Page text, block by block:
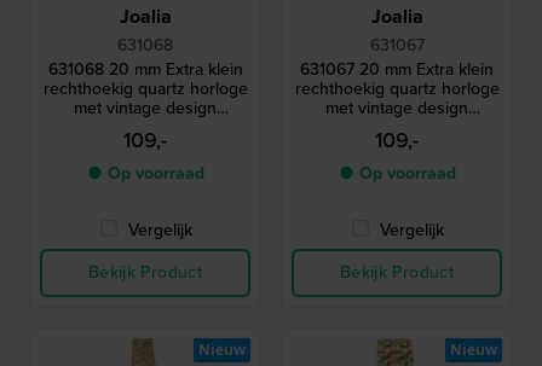
Joalia
631068
631068 20 mm Extra klein
rechthoekig quartz horloge
met vintage design
milanese armband
109,-
● Op voorraad
Vergelijk
Bekijk Product
Joalia
631067
631067 20 mm Extra klein
rechthoekig quartz horloge
met vintage design
milanese armband
109,-
● Op voorraad
Vergelijk
Bekijk Product
Nieuw Nieuw